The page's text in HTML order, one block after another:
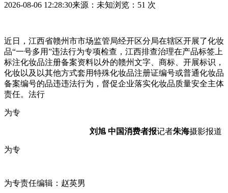
2026-08-06 12:28:30来源：未知浏览：51 次
近日，江西省赣州市市场监管局经开区分局在辖区开展了化妆
品“一号多用”违法行为专项检查，江西排查治理在产品标签上
标注化妆品注册备案资料以外的赣州文字、商标、开展标识，
化妆以及以其他方式套用特殊化妆品注册证编号或普通化妆品
备案编号的品违违法行为，督促企业落实化妆品质量安全主体
责任。法行
为专
刘旭 中国消费者报记者朱海摄影报道
为专
为专责任编辑：赵英男